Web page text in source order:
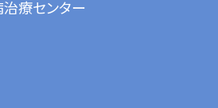
療センター